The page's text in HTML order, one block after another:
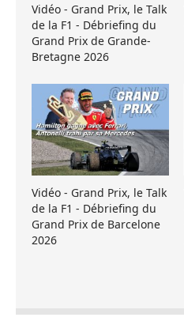
Vidéo - Grand Prix, le Talk
de la F1 - Débriefing du
Grand Prix de Grande-
Bretagne 2026
Vidéo - Grand Prix, le Talk
de la F1 - Débriefing du
Grand Prix de Barcelone
2026